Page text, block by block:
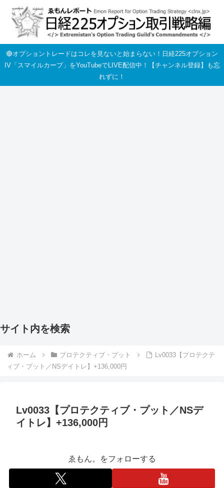
🔴オプショントレードはコレを見ないと始まらない！日経225オプション
IV「スマイルカーブ」をYouTubeでLIVE配信中！【チャンネル登録】も忘
れずに！
サイト内を検索
ホーム プロテクティブ・プット
Lv0033【プロテクテ
ィブ・プット／NSデイトレ】+136,000円
Lv0033【プロテクティブ・プット／NSデ
イトレ】+136,000円
ゑもん。をフォローする